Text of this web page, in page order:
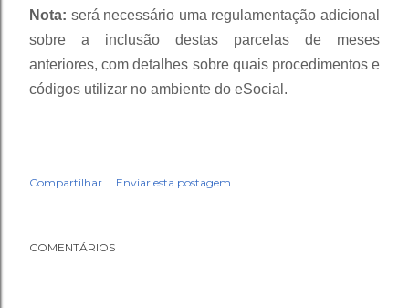
Nota: será necessário uma regulamentação adicional
sobre a inclusão destas parcelas de meses
anteriores, com detalhes sobre quais procedimentos e
códigos utilizar no ambiente do eSocial.
Compartilhar Enviar esta postagem
COMENTÁRIOS